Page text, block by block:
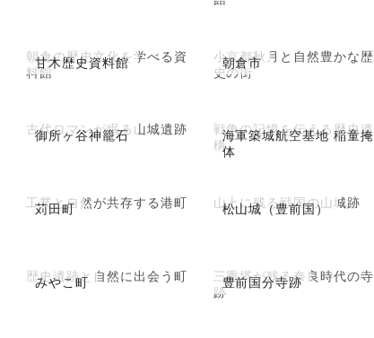
甘木歴史資料館
朝倉の歴史文化を学べる資
料館
朝倉市
小京都秋月と自然豊かな歴
史の街
御所ヶ谷神籠石
古代ロマンが眠る山城遺跡
海軍築城航空基地 稲童掩
体
戦争の記憶を伝える歴史遺
構
苅田町
工業と自然が共存する港町 松山城（豊前国）
山上に残る戦国の山城跡
みやこ町
歴史遺跡と自然に出会う町 豊前国分寺跡
三重塔が残る奈良時代の寺
跡